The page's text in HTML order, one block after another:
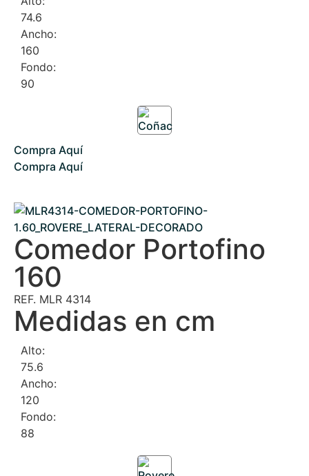
74.6
Ancho:
160
Fondo:
90
Compra Aquí
Compra Aquí
Comedor Portofino
160
REF. MLR 4314
Medidas en cm
Alto:
75.6
Ancho:
120
Fondo:
88